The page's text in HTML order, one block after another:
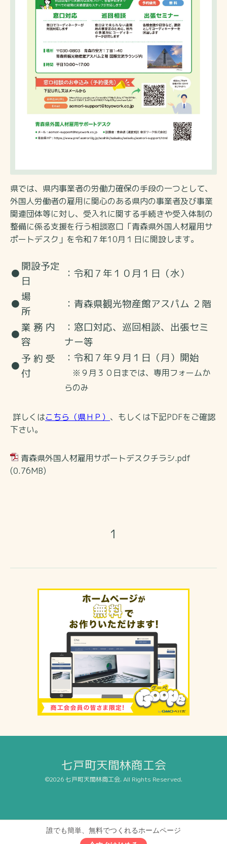
県では、県内事業者の労働力確保の手段の一つとして、
外国人労働者の雇用に関心のある県内の事業者及び事業
関連団体等に対し、受入れに関する手続きや受入体制の
整備に係る支援を行う相談窓口「青森県外国人材雇用サ
ポートデスク」を令和７年10月１日に開設します。
●
開設予定
日
：令和７年１０月１日（水）
●
場
所
：青森県観光物産館アスパム ２階
●
業 務 内
容
：窓口対応、巡回相談、出張セミ
ナー等
●
予 約 受
付
：令和７年９月１日（月）開始
※９月３０日までは、専用フォームか
らのみ
詳しくはこちら（県ＨＰ） 、もしくは下記PDFをご確認
下さい。
青森県外国人材雇用サポートデスクチラシ.pdf
(0.76MB)
1
七戸町天間林商工会
©2026七戸町天間林商工会. All Rights Reserved.
誰でも簡単、無料でつくれるホームページ